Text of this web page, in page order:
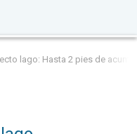
lago: Hasta 2 pies de